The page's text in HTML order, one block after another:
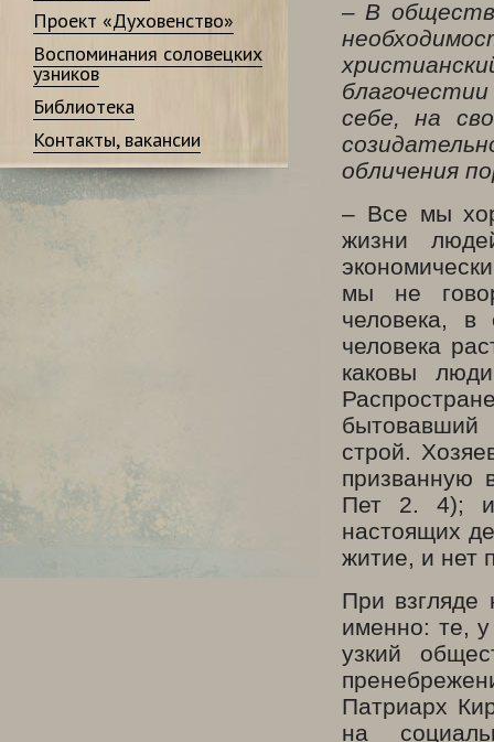
Проект «Духовенство»
Воспоминания соловецких
узников
Библиотека
Контакты, вакансии
– В
себе, на
обличения
– Все мы
жизни
мы не
человека,
человека
каковы
бытовавший
строй.
призванную
Пет 2. 4); и
настоящих
житие, и нет
При
именно: те, у
узкий
Патриарх
на